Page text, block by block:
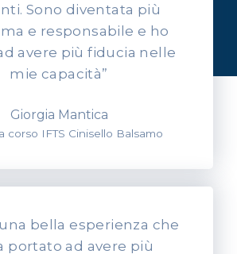
l'esperienza dei
allievi
Sono diventata più
e responsabile e ho
avere più fiducia nelle
mie capacità”
Giorgia Mantica
corso IFTS Cinisello Balsamo
bella esperienza che
portato ad avere più